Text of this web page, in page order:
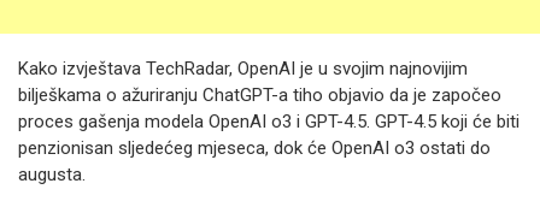
Kako izvještava TechRadar, OpenAI je u svojim najnovijim
bilješkama o ažuriranju ChatGPT-a tiho objavio da je započeo
proces gašenja modela OpenAI o3 i GPT-4.5. GPT-4.5 koji će biti
penzionisan sljedećeg mjeseca, dok će OpenAI o3 ostati do
augusta.